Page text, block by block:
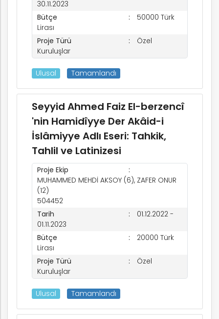
30.11.2023
Bütçe
50000 Türk
Lirası
Proje Türü
Özel
Kuruluşlar
Ulusal Tamamlandı
Seyyid Ahmed Faiz El-berzencî
'nin Hamidîyye Der Akâid-i
İslâmiyye Adlı Eseri: Tahkik,
Tahlil ve Latinizesi
Proje Ekip
MUHAMMED MEHDİ AKSOY (6), ZAFER ONUR
(12)
504452
Tarih
01.12.2022 -
01.11.2023
Bütçe
20000 Türk
Lirası
Proje Türü
Özel
Kuruluşlar
Ulusal Tamamlandı